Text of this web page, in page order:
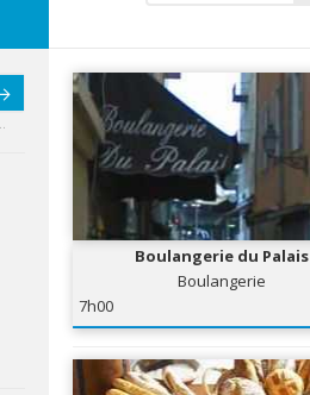
Boulangerie du Palais
Boulangerie
7h00